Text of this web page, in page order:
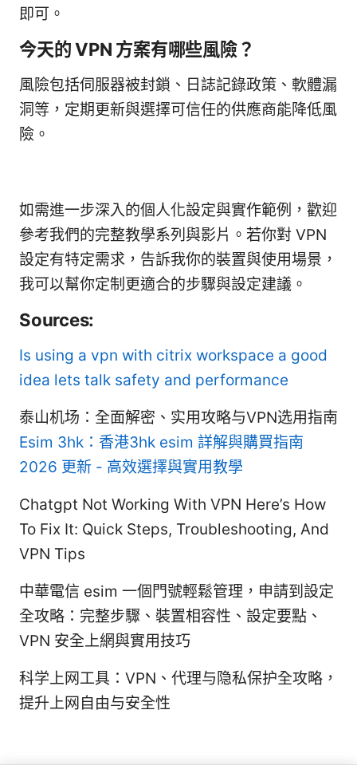
即可。
今天的 VPN 方案有哪些風險？
風險包括伺服器被封鎖、日誌記錄政策、軟體漏
洞等，定期更新與選擇可信任的供應商能降低風
險。
如需進一步深入的個人化設定與實作範例，歡迎
參考我們的完整教學系列與影片。若你對 VPN
設定有特定需求，告訴我你的裝置與使用場景，
我可以幫你定制更適合的步驟與設定建議。
Sources:
Is using a vpn with citrix workspace a good
idea lets talk safety and performance
泰山机场：全面解密、实用攻略与VPN选用指南
Esim 3hk：香港3hk esim 詳解與購買指南
2026 更新 - 高效選擇與實用教學
Chatgpt Not Working With VPN Here’s How
To Fix It: Quick Steps, Troubleshooting, And
VPN Tips
中華電信 esim 一個門號輕鬆管理，申請到設定
全攻略：完整步驟、裝置相容性、設定要點、
VPN 安全上網與實用技巧
科学上网工具：VPN、代理与隐私保护全攻略，
提升上网自由与安全性